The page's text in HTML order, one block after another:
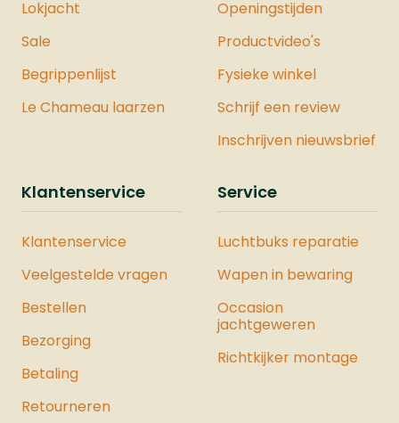
uitbreidbaarheid is dit pistool een
veiligheid.Specificaties:Merk:
VESTAModel: PDW50 20J - Dutch
.50Gewicht: 700 gramLengte: 22
cmMagazijn: JaVeiligheid: JaJoule: 19,9
onderdeel van een complete Vesta
geselecteerde producten waarmee u
de maximale kracht uit het pistool
haalt. Bekijk hier ons hele assortiment
luchtpistolen.
Lokjacht
Sale
Begrippenlijst
Le Chameau laarzen
Openingstijden
Productvideo's
Fysieke winkel
Schrijf een review
Inschrijven nieuwsbrief
Klantenservice
Klantenservice
Veelgestelde vragen
Bestellen
Bezorging
Betaling
Retourneren
Service
Luchtbuks reparatie
Wapen in bewaring
Occasion
jachtgeweren
Richtkijker montage